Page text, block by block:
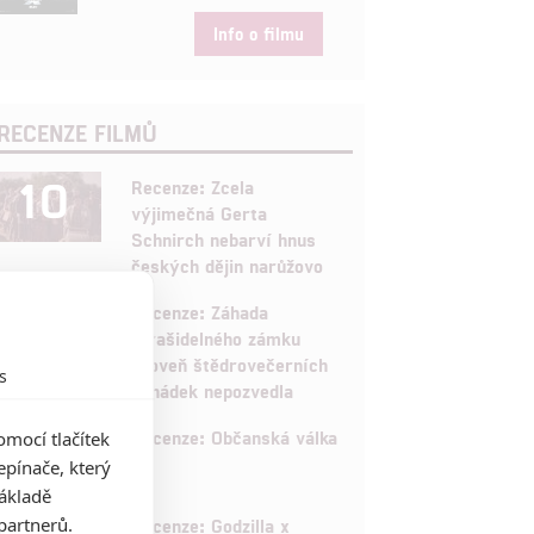
Info o filmu
FILMŮ
10
Recenze: Zcela
výjimečná Gerta
Schnirch nebarví hnus
českých dějin narůžovo
Recenze: Záhada
strašidelného zámku
úroveň štědrovečerních
pohádek nepozvedla
8 Recenze: Občanská válka
Recenze: Godzilla x
tlačítek
který